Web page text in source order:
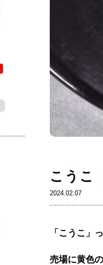
こうこ
2024.02.07
「こうこ」
売場に黄色